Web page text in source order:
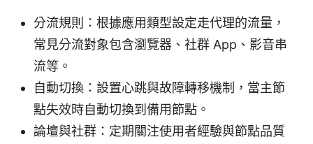
分流規則：根據應用類型設定走代理的流量，
常見分流對象包含瀏覽器、社群 App、影音串
流等。
自動切換：設置心跳與故障轉移機制，當主節
點失效時自動切換到備用節點。
論壇與社群：定期關注使用者經驗與節點品質